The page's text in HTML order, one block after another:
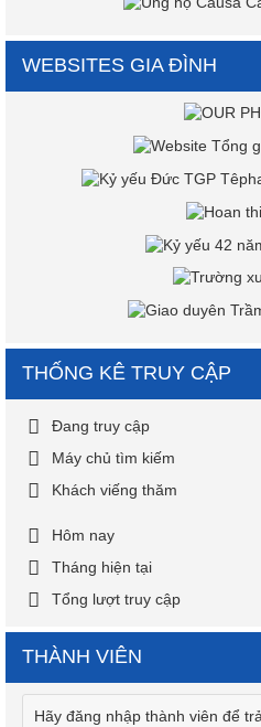
WEBSITES GIA ĐÌNH
THỐNG KÊ TRUY CẬP
Đang truy cập
Máy chủ tìm kiếm
Khách viếng thăm
Hôm nay
Tháng hiện tại
Tổng lượt truy cập
THÀNH VIÊN
Hãy đăng nhập thành viên để